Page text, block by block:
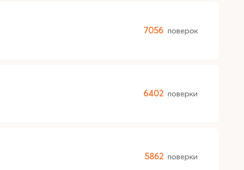
7056 поверок
6402 поверки
5862 поверки